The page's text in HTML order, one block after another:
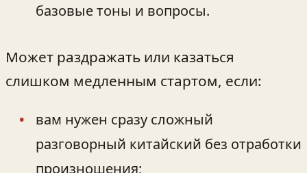
базовые тоны и вопросы.
Может раздражать или казаться
слишком медленным стартом, если:
вам нужен сразу сложный
разговорный китайский без отработки
произношения;